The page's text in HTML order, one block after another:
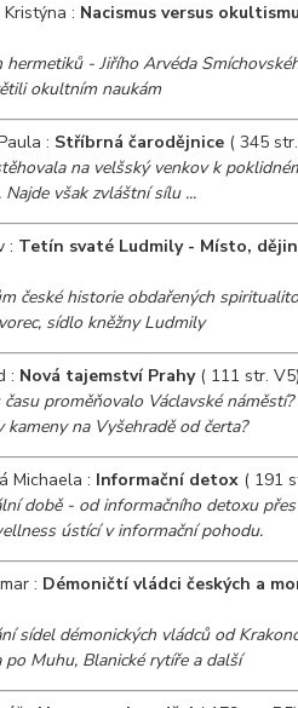
: Nacismus versus
- Jiřího Arvéda
okultním naukám
: Stříbrná čarodějnice ( 345
na velšský venkov k
však zvláštní sílu ...
: Tetín svaté Ludmily - Místo,
české historie obdařených
sídlo kněžny Ludmily
: Nová tajemství Prahy( 111 str.
proměňovalo Václavské
kameny na Vyšehradě od čerta?
Michaela : Informační detox ( 191
době - od informačního detoxu
ústící v informační pohodu.
: Démoničtí vládci českých a
sídel démonických vládců od
po Muhu, Blanické rytíře a další